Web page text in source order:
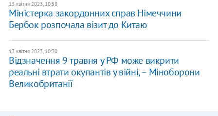
13 квітня 2023, 10:58
Міністерка закордонних справ Німеччини
Бербок розпочала візит до Китаю
13 квітня 2023, 10:30
Відзначення 9 травня у РФ може викрити
реальні втрати окупантів у війні, − Міноборони
Великобританії